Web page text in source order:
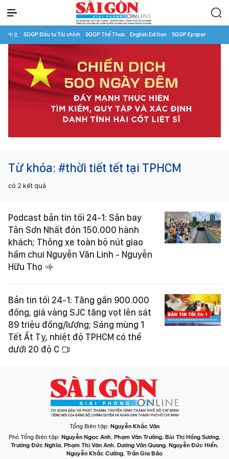
中文 SGGP Đầu tư Tài chính SGGP Thể Thao English Edition SGGP Epaper
Từ khóa: #thời tiết tết tại TPHCM
có 2 kết quả
Podcast bản tin tối 24-1: Sân bay
Tân Sơn Nhất đón 150.000 hành
khách; Thông xe toàn bộ nút giao
hầm chui Nguyễn Văn Linh - Nguyễn
Hữu Thọ
Bản tin tối 24-1: Tăng gần 900.000
đồng, giá vàng SJC tăng vọt lên sát
89 triệu đồng/lượng; Sáng mùng 1
Tết Ất Tỵ, nhiệt độ TPHCM có thể
dưới 20 độ C
Tổng Biên tập: Nguyễn Khắc Văn
Phó Tổng Biên tập: Nguyễn Ngọc Anh, Phạm Văn Trường, Bùi Thị Hồng Sương,
Trương Đức Nghĩa, Phạm Thị Vân Anh, Dương Văn Quang, Nguyễn Đức Hiển,
Nguyễn Khắc Cường, Trần Gia Bảo